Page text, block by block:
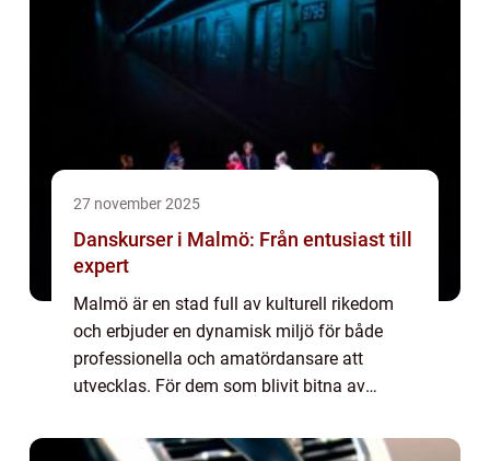
27 november 2025
Danskurser i Malmö: Från entusiast till
expert
Malmö är en stad full av kulturell rikedom
och erbjuder en dynamisk miljö för både
professionella och amatördansare att
utvecklas. För dem som blivit bitna av
eller...